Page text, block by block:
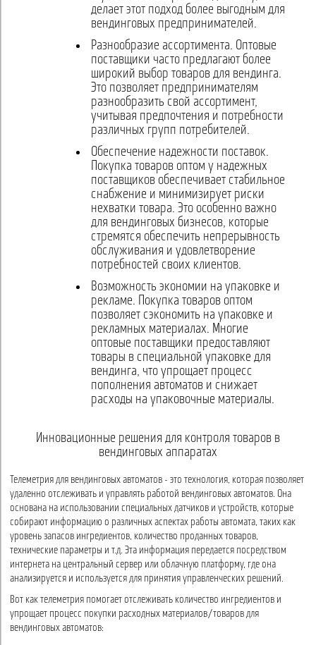
делает этот подход более выгодным для
вендинговых предпринимателей.
Разнообразие ассортимента. Оптовые
поставщики часто предлагают более
широкий выбор товаров для вендинга.
Это позволяет предпринимателям
разнообразить свой ассортимент,
учитывая предпочтения и потребности
различных групп потребителей.
Обеспечение надежности поставок.
Покупка товаров оптом у надежных
поставщиков обеспечивает стабильное
снабжение и минимизирует риски
нехватки товара. Это особенно важно
для вендинговых бизнесов, которые
стремятся обеспечить непрерывность
обслуживания и удовлетворение
потребностей своих клиентов.
Возможность экономии на упаковке и
рекламе. Покупка товаров оптом
позволяет сэкономить на упаковке и
рекламных материалах. Многие
оптовые поставщики предоставляют
товары в специальной упаковке для
вендинга, что упрощает процесс
пополнения автоматов и снижает
расходы на упаковочные материалы.
Инновационные решения для контроля товаров в
вендинговых аппаратах
Телеметрия для вендинговых автоматов - это технология, которая позволяет
удаленно отслеживать и управлять работой вендинговых автоматов. Она
основана на использовании специальных датчиков и устройств, которые
собирают информацию о различных аспектах работы автомата, таких как
уровень запасов ингредиентов, количество проданных товаров,
технические параметры и т.д. Эта информация передается посредством
интернета на центральный сервер или облачную платформу, где она
анализируется и используется для принятия управленческих решений.
Вот как телеметрия помогает отслеживать количество ингредиентов и
упрощает процесс покупки расходных материалов/товаров для
вендинговых автоматов: